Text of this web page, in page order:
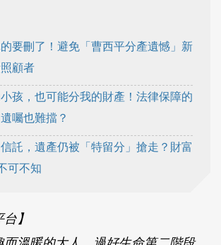
要刪了！避免「曹西平分產遺憾」新
顧者
孩，也可能分我的財產！法律保障的
囑也難擋？
託，遺產仍被「特留分」搶走？財富
可不知
】